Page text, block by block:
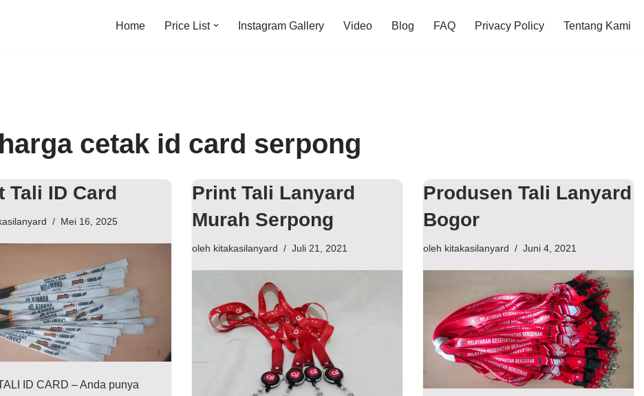
Home Price List Instagram Gallery Video Blog FAQ Privacy Policy Tentang Kami
cetak id card serpong
Tali ID Card
Mei 16, 2025
ID CARD – Anda punya
Print Tali Lanyard
Murah Serpong
oleh kitakasilanyard Juli 21, 2021
Produsen Tali Lanyard
Bogor
oleh kitakasilanyard Juni 4, 2021